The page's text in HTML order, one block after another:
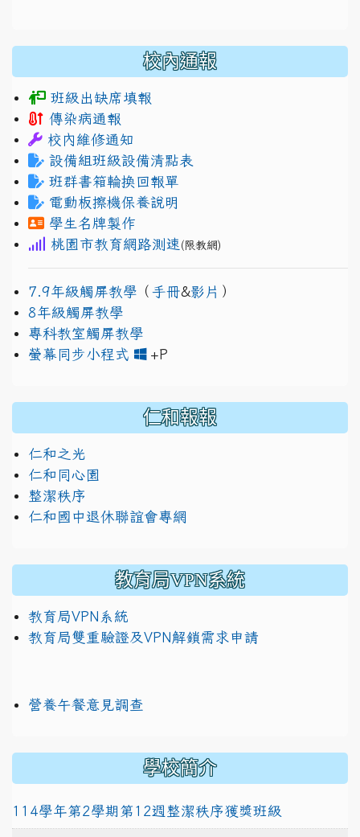
校內通報
班級出缺席填報
傳染病通報
校內維修通知
設備組班級設備清點表
班群書箱輪換回報單
電動板擦機保養說明
學生名牌製作
桃園市教育網路測速 (限教網)
7.9年級觸屏教學 （ 手冊&影片 ）
8年級觸屏教學
專科教室觸屏教學
螢幕同步小程式
+P
仁和報報
仁和之光
仁和同心園
整潔秩序
仁和國中退休聯誼會專網
教育局VPN系統
教育局VPN系統
教育局雙重驗證及VPN解鎖需求申請
營養午餐意見調查
學校簡介
114學年第2學期第12週整潔秩序獲獎班級